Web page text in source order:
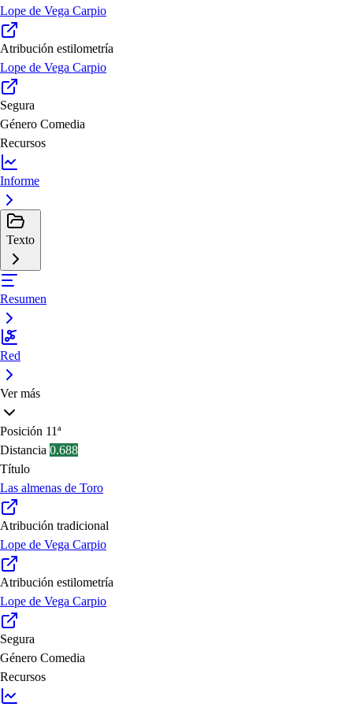
Lope de Vega Carpio
Atribución estilometría
Lope de Vega Carpio
Segura
Género Comedia
Recursos
Informe
Texto
Resumen
Red
Ver más
Posición 11ª
Distancia 0.688
Título
Las almenas de Toro
Atribución tradicional
Lope de Vega Carpio
Atribución estilometría
Lope de Vega Carpio
Segura
Género Comedia
Recursos